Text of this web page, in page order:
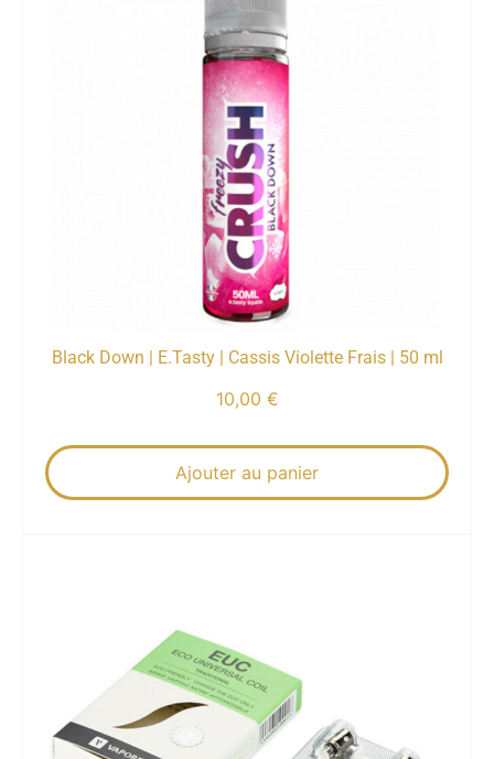
Black Down | E.Tasty | Cassis Violette Frais | 50 ml
10,00 €
Ajouter au panier